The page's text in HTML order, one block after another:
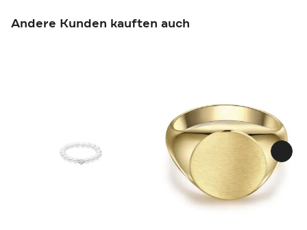
Andere Kunden kauften auch